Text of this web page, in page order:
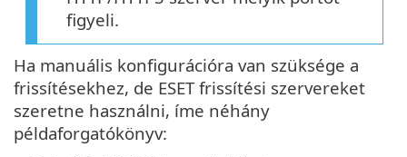
figyeli.
Ha manuális konfigurációra van szüksége a
frissítésekhez, de ESET frissítési szervereket
szeretne használni, íme néhány
példaforgatókönyv: